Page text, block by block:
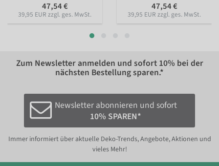
47,54 €
39,95 EUR zzgl. ges. MwSt.
47,54 €
39,95 EUR zzgl. ges. MwSt.
Zum Newsletter anmelden und sofort 10% bei der
nächsten Bestellung sparen.*
Newsletter abonnieren und sofort
10% SPAREN*
Immer informiert über aktuelle Deko-Trends, Angebote, Aktionen und
vieles Mehr!